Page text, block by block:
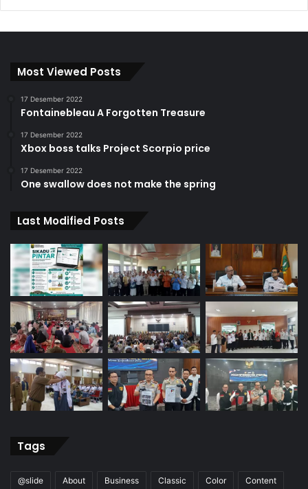
Most Viewed Posts
17 Desember 2022
Fontainebleau A Forgotten Treasure
17 Desember 2022
Xbox boss talks Project Scorpio price
17 Desember 2022
One swallow does not make the spring
Last Modified Posts
Tags
@slide About Business Classic Color Content